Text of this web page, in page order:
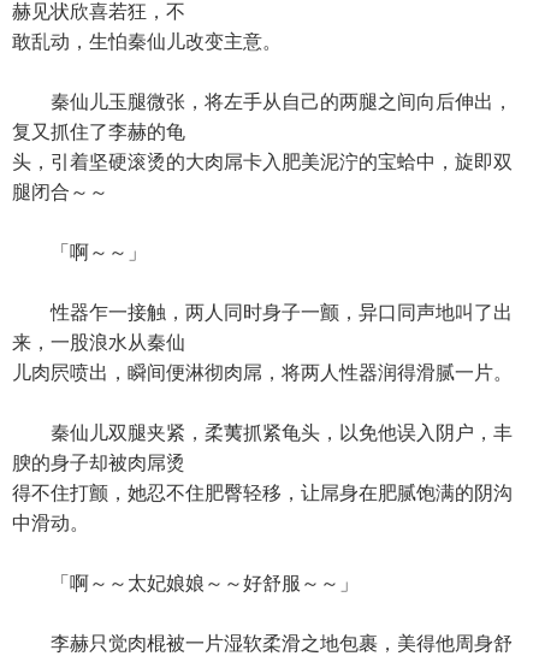
赫见状欣喜若狂，不
敢乱动，生怕秦仙儿改变主意。
秦仙儿玉腿微张，将左手从自己的两腿之间向后伸出，
复又抓住了李赫的龟
头，引着坚硬滚烫的大肉屌卡入肥美泥泞的宝蛤中，旋即双
腿闭合～～
「啊～～」
性器乍一接触，两人同时身子一颤，异口同声地叫了出
来，一股浪水从秦仙
儿肉屄喷出，瞬间便淋彻肉屌，将两人性器润得滑腻一片。
秦仙儿双腿夹紧，柔荑抓紧龟头，以免他误入阴户，丰
腴的身子却被肉屌烫
得不住打颤，她忍不住肥臀轻移，让屌身在肥腻饱满的阴沟
中滑动。
「啊～～太妃娘娘～～好舒服～～」
李赫只觉肉棍被一片湿软柔滑之地包裹，美得他周身舒